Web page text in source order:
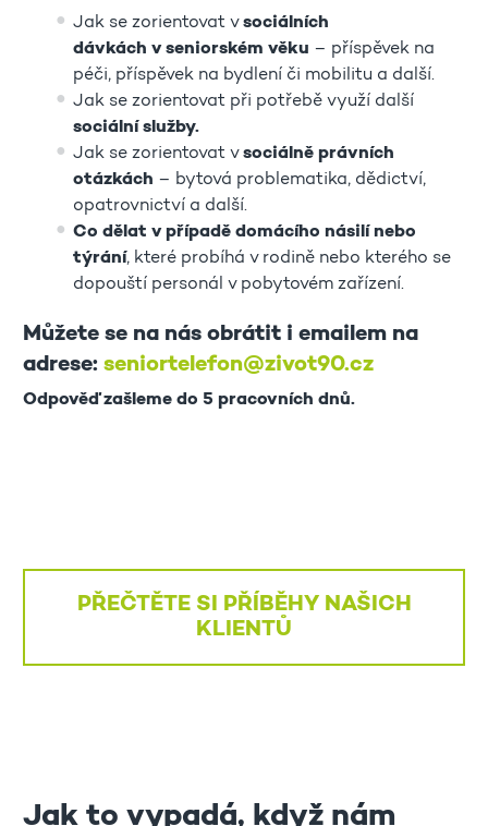
Jak se zorientovat vsociálních
dávkách v seniorském věku – příspěvek na
péči, příspěvek na bydlení či mobilitu a další.
Jak se zorientovat při potřebě využí další
sociální služby.
Jak se zorientovat vsociálně právních
otázkách – bytová problematika, dědictví,
opatrovnictví a další.
Co dělat v případě domácího násilí nebo
týrání, které probíhá v rodině nebo kterého se
dopouští personál v pobytovém zařízení.
Můžete se na nás obrátit i emailem na
adrese: seniortelefon@zivot90.cz
Odpověď zašleme do 5 pracovních dnů.
PŘEČTĚTE SI PŘÍBĚHY NAŠICH
KLIENTŮ
Jak to vypadá, když nám